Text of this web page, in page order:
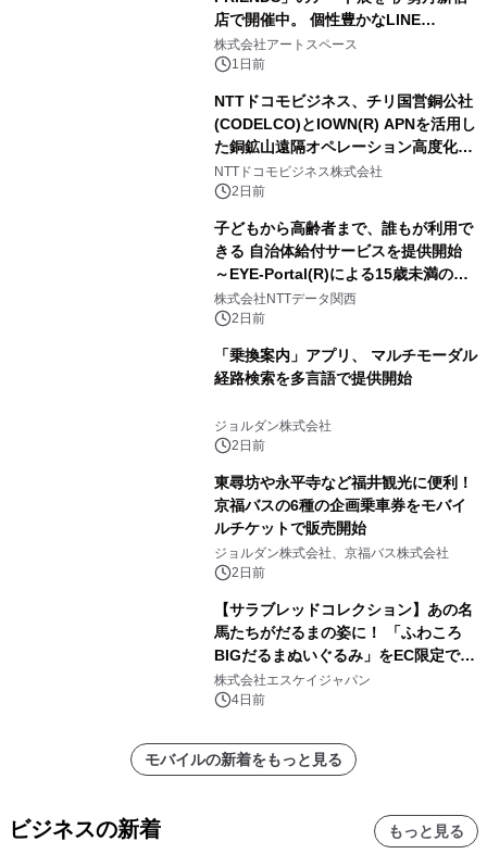
店で開催中。 個性豊かなLINE
FRIENDSの仲間たちが インテリアア
ートとして新たな魅力を発信。
株式会社アートスペース
1日前
NTTドコモビジネス、チリ国営銅公社
(CODELCO)とIOWN(R) APNを活用し
た銅鉱山遠隔オペレーション高度化に
向けた調査・実証を開始
NTTドコモビジネス株式会社
2日前
子どもから高齢者まで、誰もが利用で
きる 自治体給付サービスを提供開始
～EYE-Portal(R)による15歳未満の本
人認証と デジタルデバイド対策で実現
～
株式会社NTTデータ関西
2日前
「乗換案内」アプリ、 マルチモーダル
経路検索を多言語で提供開始
ジョルダン株式会社
2日前
東尋坊や永平寺など福井観光に便利！
京福バスの6種の企画乗車券をモバイ
ルチケットで販売開始
ジョルダン株式会社、京福バス株式会社
2日前
【サラブレッドコレクション】あの名
馬たちがだるまの姿に！ 「ふわころ
BIGだるまぬいぐるみ」をEC限定で受
注販売開始
株式会社エスケイジャパン
4日前
モバイルの新着をもっと見る
ビジネスの新着 もっと見る